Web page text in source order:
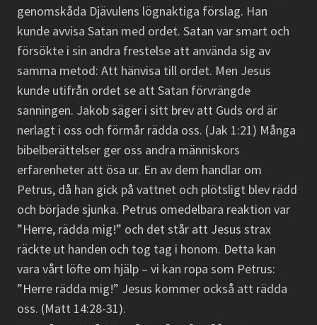
genomskåda Djävulens lögnaktiga förslag. Han
kunde avvisa Satan med ordet. Satan var smart och
försökte i sin andra frestelse att använda sig av
samma metod: Att hänvisa till ordet. Men Jesus
kunde utifrån ordet se att Satan förvrängde
sanningen. Jakob säger i sitt brev att Guds ord är
nerlagt i oss och förmår rädda oss. (Jak 1:21) Många
bibelberättelser ger oss andra människors
erfarenheter att ösa ur. En av dem handlar om
Petrus, då han gick på vattnet och plötsligt blev rädd
och började sjunka. Petrus omedelbara reaktion var
”Herre, rädda mig!” och det står att Jesus strax
räckte ut handen och tog tag i honom. Detta kan
vara vårt löfte om hjälp – vi kan ropa som Petrus:
”Herre rädda mig!” Jesus kommer också att rädda
oss. (Matt 14:28-31).